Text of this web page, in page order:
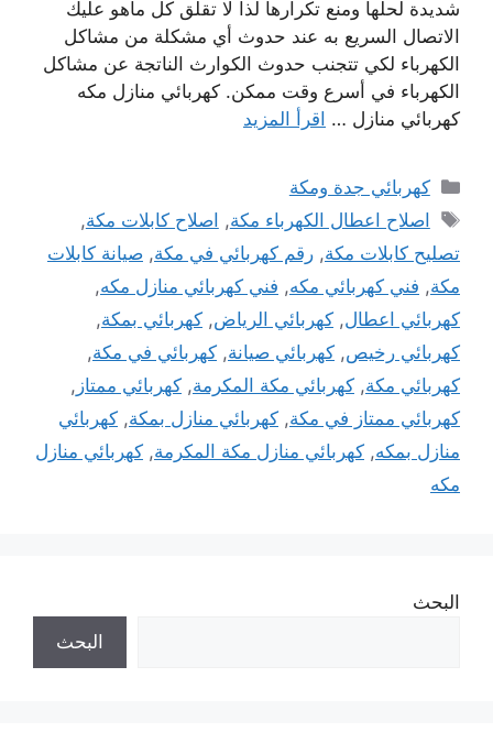
شديدة لحلها ومنع تكرارها لذا لا تقلق كل ماهو عليك
الاتصال السريع به عند حدوث أي مشكلة من مشاكل
الكهرباء لكي تتجنب حدوث الكوارث الناتجة عن مشاكل
الكهرباء في أسرع وقت ممكن. كهربائي منازل مكه
كهربائي منازل … اقرأ المزيد
التصنيفات
كهربائي جدة ومكة
الوسوم
اصلاح اعطال الكهرباء مكة, اصلاح كابلات مكة,
تصليح كابلات مكة, رقم كهربائي في مكة, صيانة كابلات
مكة, فني كهربائي مكه, فني كهربائي منازل مكه,
كهربائي اعطال, كهربائي الرياض, كهربائي بمكة,
كهربائي رخيص, كهربائي صيانة, كهربائي في مكة,
كهربائي مكة, كهربائي مكة المكرمة, كهربائي ممتاز ,
كهربائي ممتاز في مكة, كهربائي منازل بمكة, كهربائي
منازل بمكه, كهربائي منازل مكة المكرمة, كهربائي منازل
مكه
البحث
البحث